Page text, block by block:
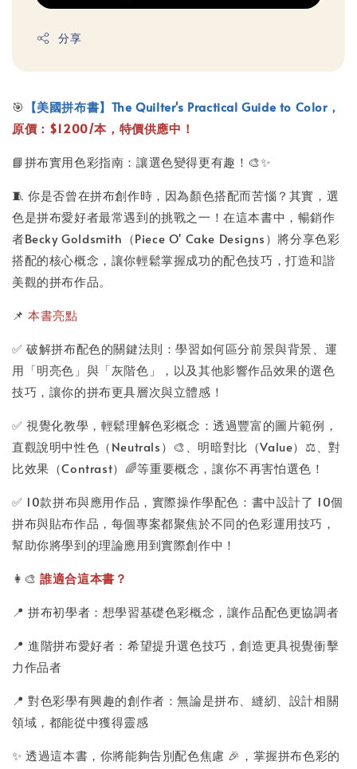
分享
🎯 【美國拼布書】The Quilter's Practical Guide to Color，
原價：$1200/本，特價供應中！
📘拼布實用色彩指南：讓選色變得更有趣！🎨✨
🧵 你是否曾在拼布創作時，因為顏色搭配而苦惱？其實，選
色是拼布愛好者最常遇到的挑戰之一！在這本書中，暢銷作
者Becky Goldsmith（Piece O' Cake Designs）將分享色彩
搭配的核心概念，讓你輕鬆掌握成功的配色技巧，打造和諧
美觀的拼布作品。
📌本書亮點
✅ 破解拼布配色的關鍵法則：學習如何區分前景與背景、運
用「明亮色」與「灰階色」，以及其他影響作品效果的選色
技巧，讓你的拼布更具層次與立體感！
✅ 視覺化教學，輕鬆理解色彩概念：透過豐富的圖片範例，
直觀說明中性色（Neutrals）🎨、明暗對比（Value）⚖️、對
比效果（Contrast）🌈等重要概念，讓你不再害怕選色！
✅ 10款拼布與應用作品，實際操作學配色：書中設計了 10個
拼布與貼布作品，每個專案都聚焦於不同的色彩運用技巧，
幫助你將學到的理論應用到實際創作中！
👩‍🎨 誰適合這本書？
📍 拼布初學者：想學習基礎色彩概念，讓作品配色更協調者
📍 進階拼布愛好者：希望提升選色技巧，創造更具視覺衝擊
力作品者
📍 對色彩學有興趣的創作者：無論是拼布、縫紉、設計相關
領域，都能從中獲得靈感
✨ 透過這本書，你將能夠告別配色焦慮 🎉，掌握拼布色彩的